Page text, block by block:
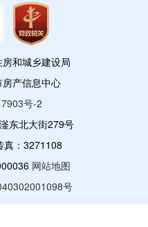
和城乡建设局
产信息中心
号-2
东北大街279号
真：3271108
网站地图
号